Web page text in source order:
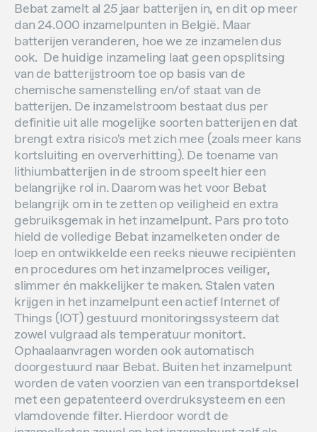
Bebat zamelt al 25 jaar batterijen in, en dit op meer
dan 24.000 inzamelpunten in België. Maar
batterijen veranderen, hoe we ze inzamelen dus
ook. De huidige inzameling laat geen opsplitsing
van de batterijstroom toe op basis van de
chemische samenstelling en/of staat van de
batterijen. De inzamelstroom bestaat dus per
definitie uit alle mogelijke soorten batterijen en dat
brengt extra risico's met zich mee (zoals meer kans
kortsluiting en oververhitting). De toename van
lithiumbatterijen in de stroom speelt hier een
belangrijke rol in. Daarom was het voor Bebat
belangrijk om in te zetten op veiligheid en extra
gebruiksgemak in het inzamelpunt. Pars pro toto
hield de volledige Bebat inzamelketen onder de
loep en ontwikkelde een reeks nieuwe recipiënten
en procedures om het inzamelproces veiliger,
slimmer én makkelijker te maken. Stalen vaten
krijgen in het inzamelpunt een actief Internet of
Things (IOT) gestuurd monitoringssysteem dat
zowel vulgraad als temperatuur monitort.
Ophaalaanvragen worden ook automatisch
doorgestuurd naar Bebat. Buiten het inzamelpunt
worden de vaten voorzien van een transportdeksel
met een gepatenteerd overdruksysteem en een
vlamdovende filter. Hierdoor wordt de